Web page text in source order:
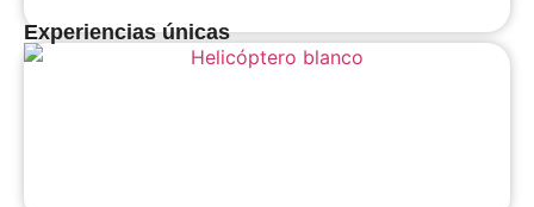
Experiencias únicas